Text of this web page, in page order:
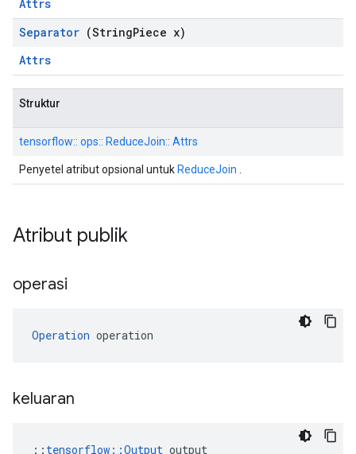
Attrs
Separator (StringPiece x)
Attrs
Struktur
tensorflow:: ops:: ReduceJoin:: Attrs
Penyetel atribut opsional untuk ReduceJoin
Atribut publik
operasi
Operation operation
keluaran
:: tensorflow::Output output